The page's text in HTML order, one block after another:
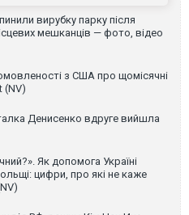
вирубку парку після
мешканців — фото, відео
з США про щомісячні
(NV)
Денисенко вдруге вийшла
Як допомога Україні
цифри, про які не каже